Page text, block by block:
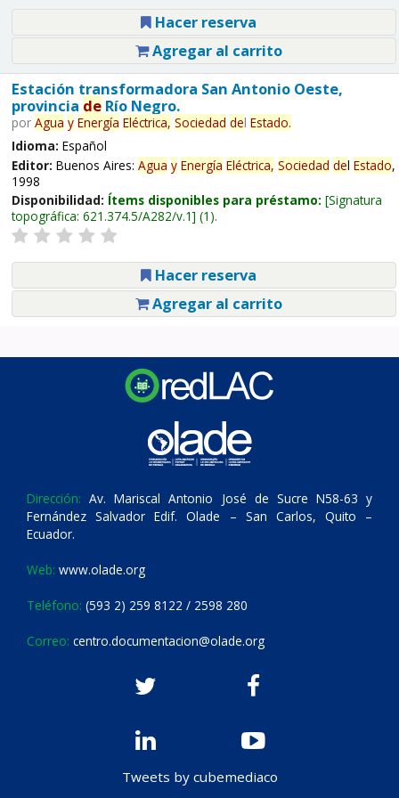
Hacer reserva
Agregar al carrito
Estación transformadora San Antonio Oeste,
provincia deRío Negro.
por Agua y Energía Eléctrica, Sociedad del Estado.
Idioma: Español
Editor: Buenos Aires: Agua y Energía Eléctrica, Sociedad del Estado,
1998
Disponibilidad: Ítems disponibles para préstamo: Signatura
topográfica: 621.374.5/A282/v.1 (1).
Hacer reserva
Agregar al carrito
Dirección: Av. Mariscal Antonio José de Sucre N58-63 y
Fernández Salvador Edif. Olade – San Carlos, Quito –
Ecuador.
Web: www.olade.org
Teléfono: (593 2) 259 8122 / 2598 280
Correo: centro.documentacion@olade.org
Tweets by cubemediaco